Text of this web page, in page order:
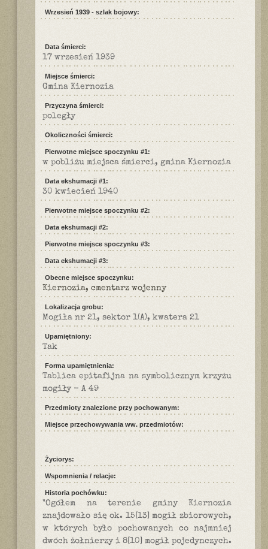
Wrzesień 1939 - szlak bojowy:
Data śmierci:
17 wrzesień 1939
Miejsce śmierci:
Gmina Kiernozia
Przyczyna śmierci:
poległy
Okoliczności śmierci:
Pierwotne miejsce spoczynku #1:
w pobliżu miejsca śmierci, gmina Kiernozia
Data ekshumacji #1:
30 kwiecień 1940
Pierwotne miejsce spoczynku #2:
Data ekshumacji #2:
Pierwotne miejsce spoczynku #3:
Data ekshumacji #3:
Obecne miejsce spoczynku:
Kiernozia, cmentarz wojenny
Lokalizacja grobu:
Mogiła nr 21, sektor 1(A), kwatera 21
Upamiętniony:
Tak
Forma upamiętnienia:
Tablica epitafijna na symbolicznym krzyżu
mogiły - A 49
Przedmioty znalezione przy pochowanym:
Miejsce przechowywania ww. przedmiotów:
Życiorys:
Wspomnienia / relacje:
Historia pochówku:
"Ogółem na terenie gminy Kiernozia
znajdowało się ok. 15[13] mogił zbiorowych,
w których było pochowanych co najmniej
dwóch żołnierzy i 8[10] mogił pojedynczych.